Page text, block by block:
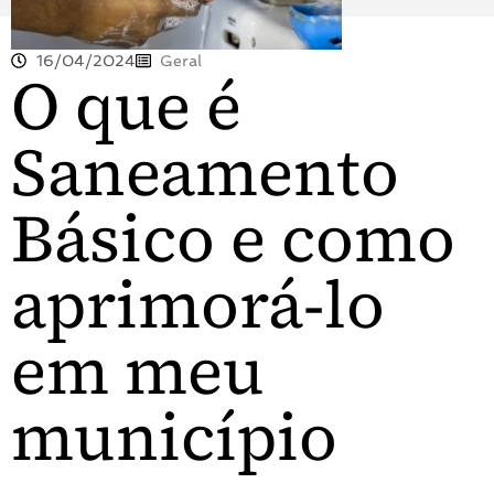
16/04/2024 Geral
O que é
Saneamento
Básico e como
aprimorá-lo
em meu
município